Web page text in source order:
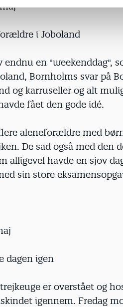
i Joboland
endnu en "weekenddag",
Bornholms svar på
og karruseller og alt
fået den gode idé.
aleneforældre med
De sad også med den
alligevel havde en sjov
sin store
dagen igen
er overstået og
igennem. Fredag